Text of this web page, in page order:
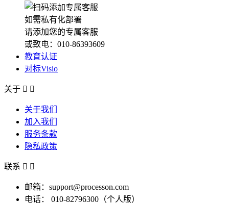
如需私有化部署
请添加您的专属客服
或致电：010-86393609
教育认证
对标Visio
关于  
关于我们
加入我们
服务条款
隐私政策
联系  
邮箱：support@processon.com
电话：
010-82796300（个人版）